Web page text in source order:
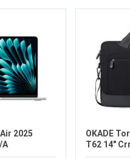
2025
A
OKADE
T62 14"